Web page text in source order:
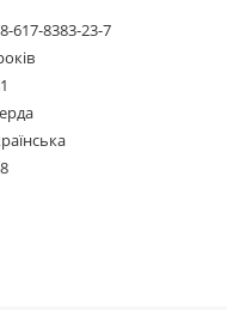
617-8383-23-7